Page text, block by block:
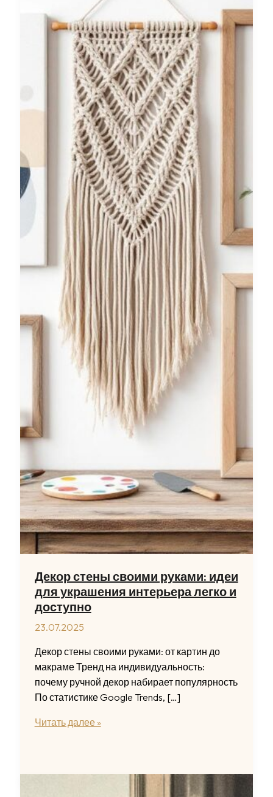
Декор стены своими руками: идеи
для украшения интерьера легко и
доступно
23.07.2025
Декор стены своими руками: от картин до
макраме Тренд на индивидуальность:
почему ручной декор набирает популярность
По статистике Google Trends, […]
Декор
Читать далее »